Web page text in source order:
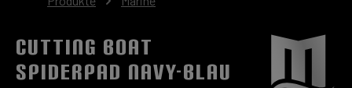
Cutting Boat
SpiderPad navy-blau